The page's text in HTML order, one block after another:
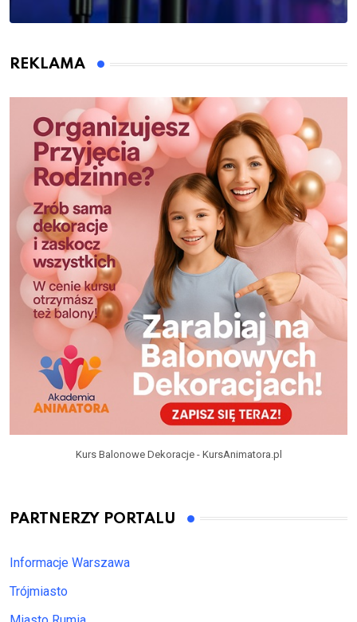
REKLAMA
Kurs Balonowe Dekoracje - KursAnimatora.pl
PARTNERZY PORTALU
Informacje Warszawa
Trójmiasto